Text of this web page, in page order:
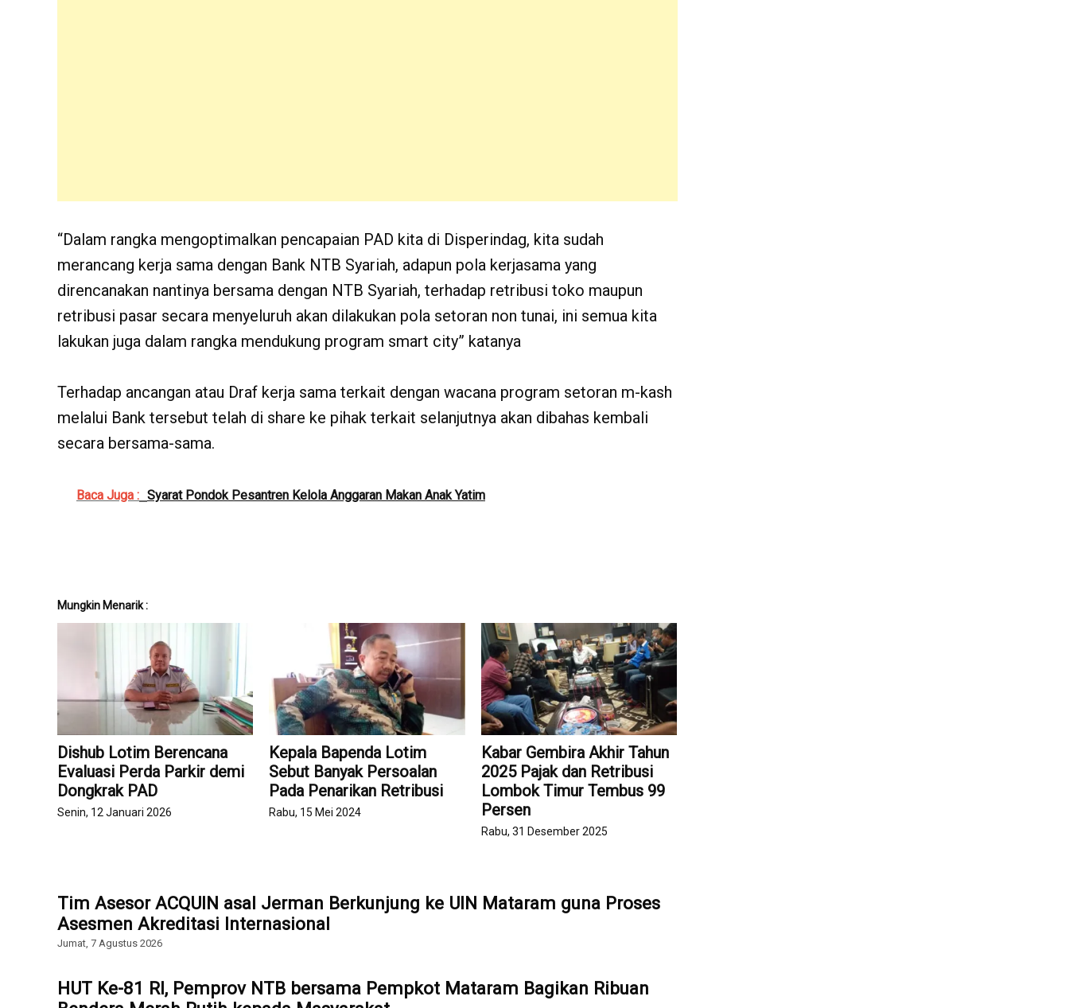
“Dalam rangka mengoptimalkan pencapaian PAD kita di Disperindag, kita sudah
merancang kerja sama dengan Bank NTB Syariah, adapun pola kerjasama yang
direncanakan nantinya bersama dengan NTB Syariah, terhadap retribusi toko maupun
retribusi pasar secara menyeluruh akan dilakukan pola setoran non tunai, ini semua kita
lakukan juga dalam rangka mendukung program smart city” katanya
Terhadap ancangan atau Draf kerja sama terkait dengan wacana program setoran m-kash
melalui Bank tersebut telah di share ke pihak terkait selanjutnya akan dibahas kembali
secara bersama-sama.
Baca Juga : Syarat Pondok Pesantren Kelola Anggaran Makan Anak Yatim
Mungkin Menarik :
Dishub Lotim Berencana
Evaluasi Perda Parkir demi
Dongkrak PAD
Senin, 12 Januari 2026
Kepala Bapenda Lotim
Sebut Banyak Persoalan
Pada Penarikan Retribusi
Rabu, 15 Mei 2024
Kabar Gembira Akhir Tahun
2025 Pajak dan Retribusi
Lombok Timur Tembus 99
Persen
Rabu, 31 Desember 2025
Tim Asesor ACQUIN asal Jerman Berkunjung ke UIN Mataram guna Proses
Asesmen Akreditasi Internasional
Jumat, 7 Agustus 2026
HUT Ke-81 RI, Pemprov NTB bersama Pempkot Mataram Bagikan Ribuan